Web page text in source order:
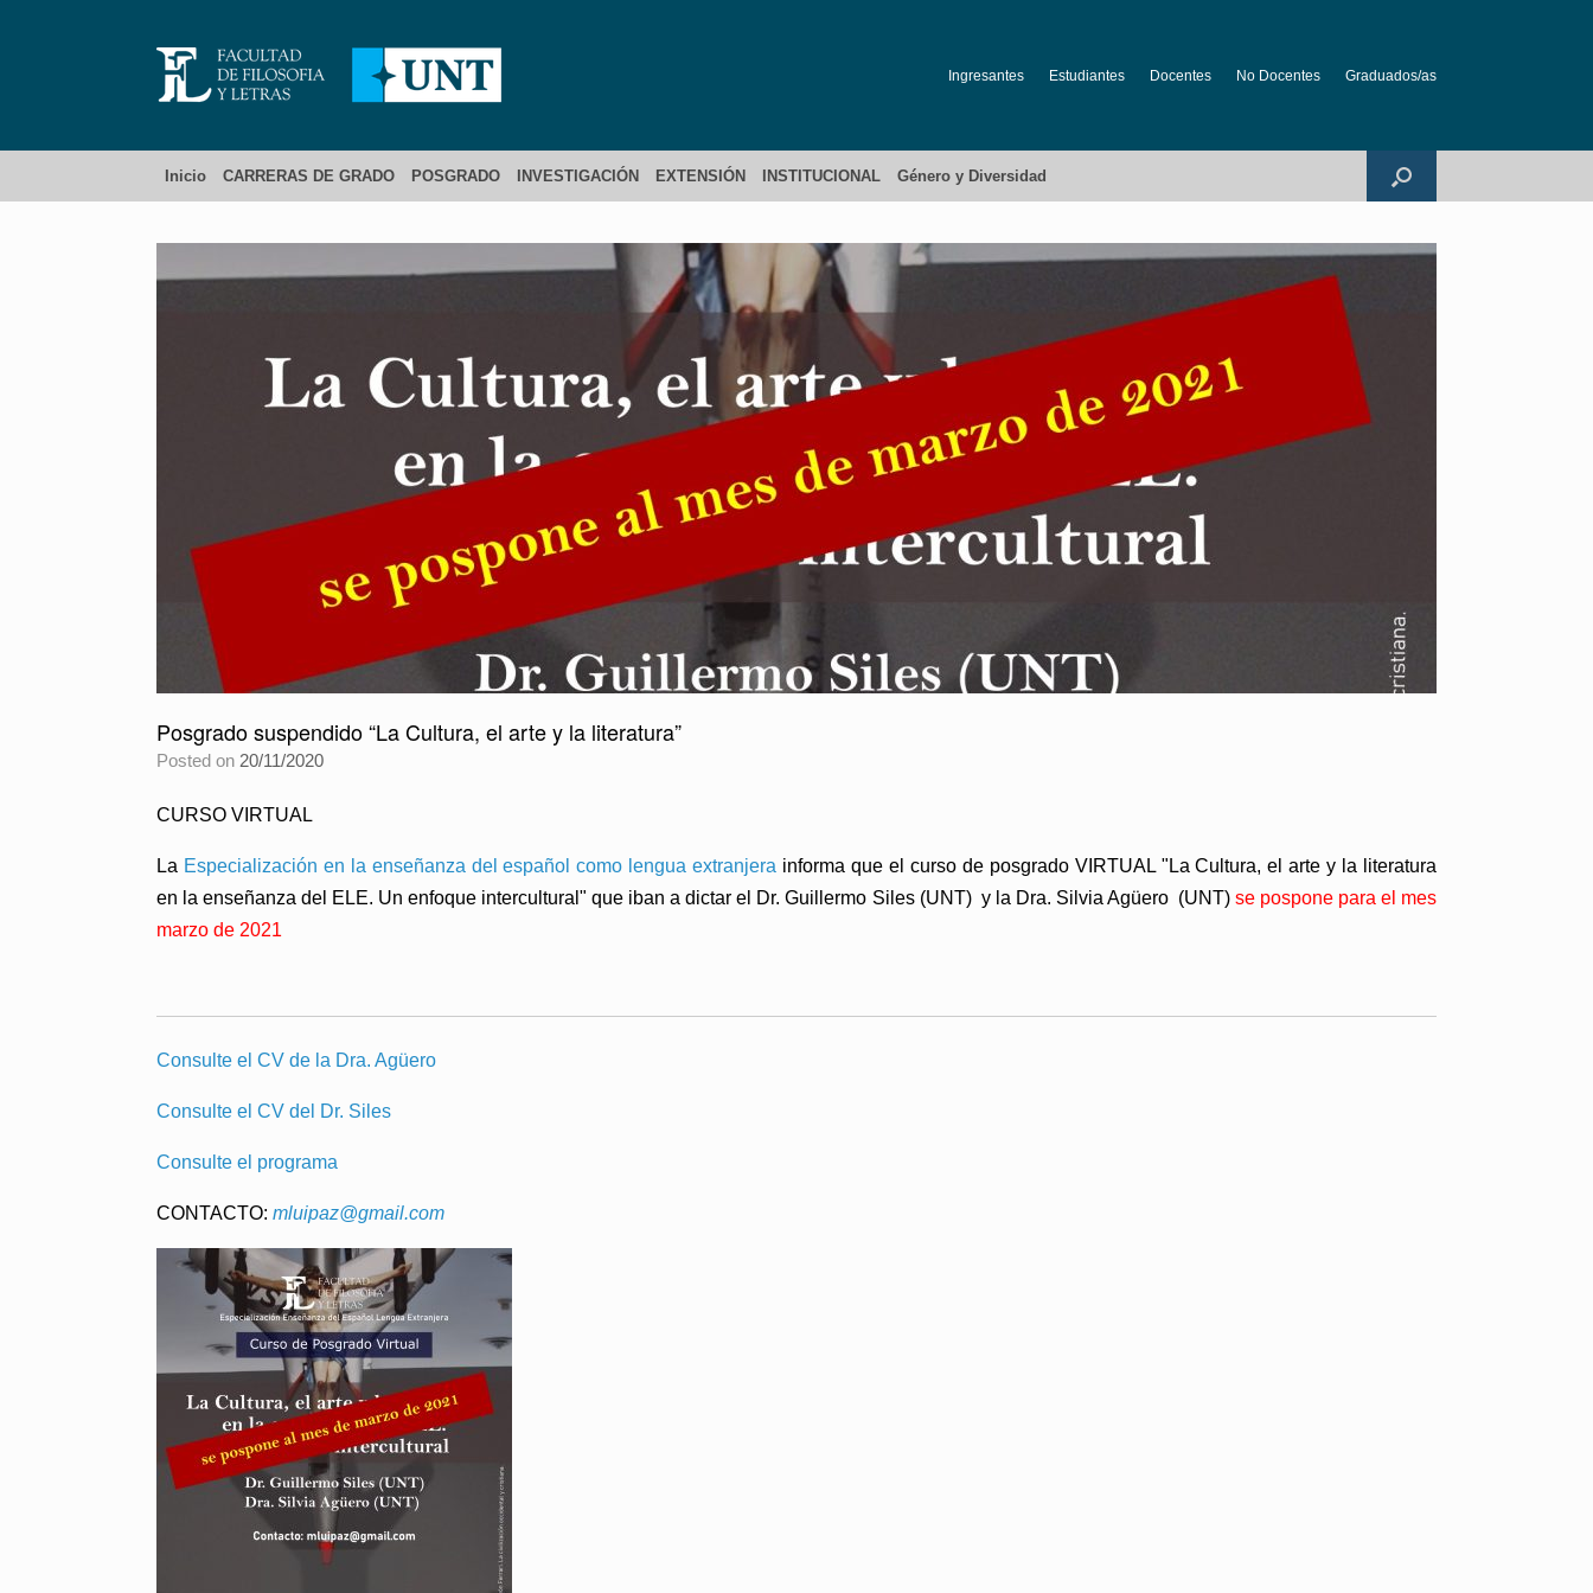
Ingresantes Estudiantes Docentes No Docentes Graduados/as
Inicio CARRERAS DE GRADO POSGRADO INVESTIGACIÓN EXTENSIÓN INSTITUCIONAL Género y Diversidad
Posgrado suspendido “La Cultura, el arte y la literatura”
Posted on 20/11/2020
CURSO VIRTUAL
La Especialización en la enseñanza del español como lengua extranjera informa que el curso de posgrado VIRTUAL "La Cultura, el arte y la literatura
en la enseñanza del ELE. Un enfoque intercultural" que iban a dictar el Dr. Guillermo Siles (UNT) y la Dra. Silvia Agüero (UNT) se pospone para el mes
marzo de 2021
Consulte el CV de la Dra. Agüero
Consulte el CV del Dr. Siles
Consulte el programa
CONTACTO: mluipaz@gmail.com